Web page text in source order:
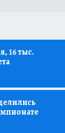
16 тыс.